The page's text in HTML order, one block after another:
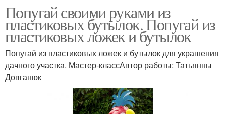
Попугай своими руками из
пластиковых бутылок. Попугай из
пластиковых ложек и бутылок
Попугай из пластиковых ложек и бутылок для украшения
дачного участка. Мастер-классАвтор работы: Татьянны
Довганюк